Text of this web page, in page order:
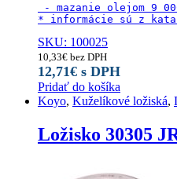
- mazanie olejom 9
SKU: 100025
10,33€ bez DPH
12,71€ s DPH
Pridať do košíka
Koyo, Kuželíkové ložiská,
Ložisko 30305